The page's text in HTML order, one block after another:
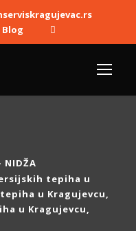
Blog
tepiha u
u Kragujevcu,
u Kragujevcu,